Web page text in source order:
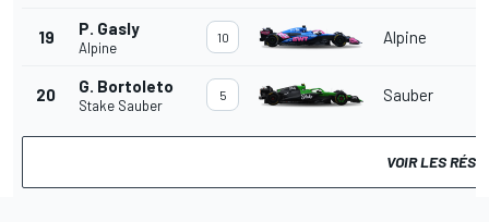
19 P. Gasly
Alpine
10 Alpine
20 G. Bortoleto
Stake Sauber
5 Sauber
VOIR LES